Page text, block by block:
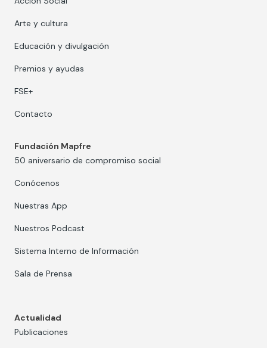
Arte y cultura
Educación y divulgación
Premios y ayudas
FSE+
Contacto
Fundación Mapfre
50 aniversario de compromiso social
Conócenos
Nuestras App
Nuestros Podcast
Sistema Interno de Información
Sala de Prensa
Actualidad
Publicaciones